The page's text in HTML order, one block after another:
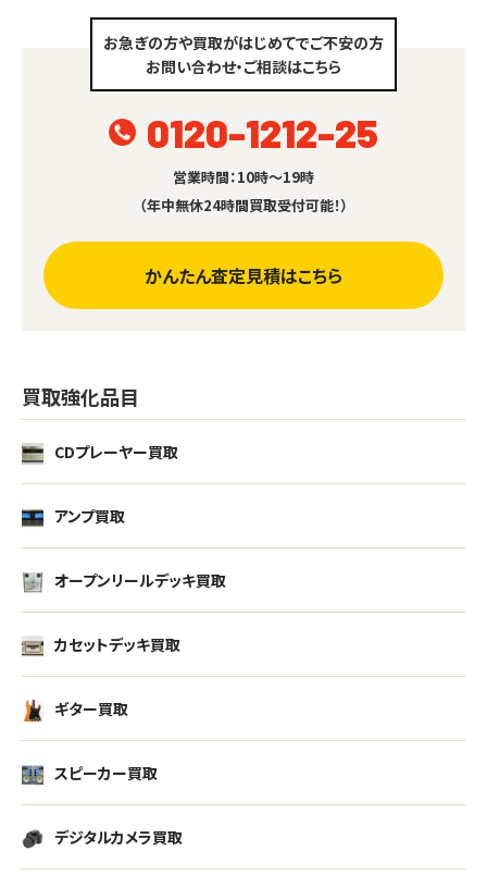
お急ぎの方や買取がはじめてでご不安の方
お問い合わせ・ご相談はこちら
0120-1212-25
営業時間：10時～19時
（年中無休24時間買取受付可能！）
かんたん査定見積はこちら
買取強化品目
CDプレーヤー買取
アンプ買取
オープンリールデッキ買取
カセットデッキ買取
ギター買取
スピーカー買取
デジタルカメラ買取